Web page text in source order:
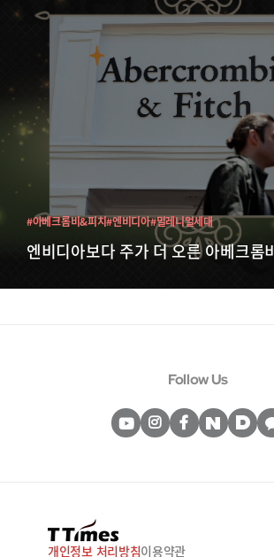
엔비디아보다 주가 더 오른 아베크롬
#아베크롬비&피치#엔비디아#밀레니얼세대
Follow Us
개인정보 처리방침이용약관